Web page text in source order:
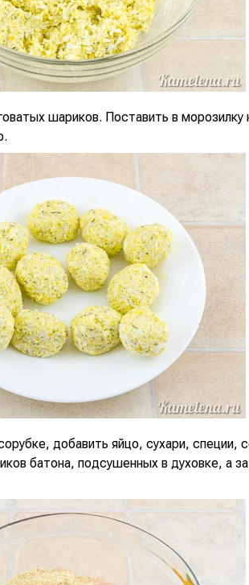
шариков. Поставить в морозилку
добавить яйцо, сухари, специи,
батона, подсушенных в духовке, а